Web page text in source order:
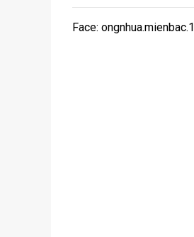
Face: ongnhua.mienbac.1